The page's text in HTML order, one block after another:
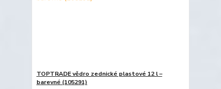
TOPTRADE vědro zednické plastové 12 l –
barevné (105291)